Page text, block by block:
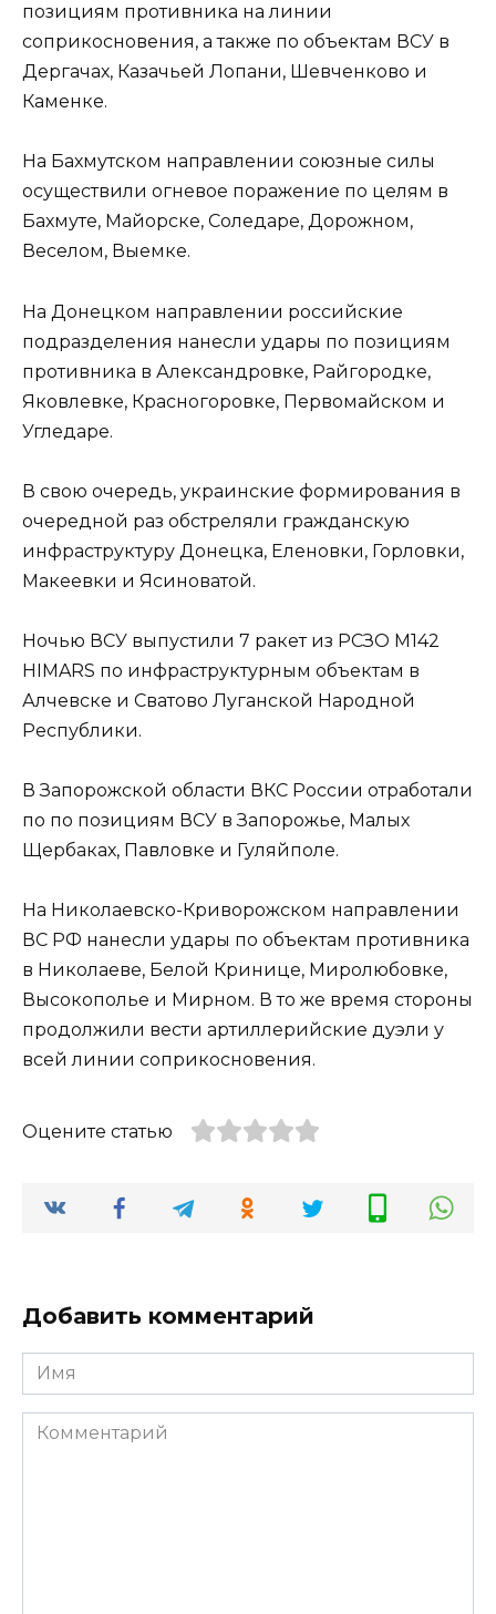
позициям противника на линии
соприкосновения, а также по объектам ВСУ в
Дергачах, Казачьей Лопани, Шевченково и
Каменке.
На Бахмутском направлении союзные силы
осуществили огневое поражение по целям в
Бахмуте, Майорске, Соледаре, Дорожном,
Веселом, Выемке.
На Донецком направлении российские
подразделения нанесли удары по позициям
противника в Александровке, Райгородке,
Яковлевке, Красногоровке, Первомайском и
Угледаре.
В свою очередь, украинские формирования в
очередной раз обстреляли гражданскую
инфраструктуру Донецка, Еленовки, Горловки,
Макеевки и Ясиноватой.
Ночью ВСУ выпустили 7 ракет из РСЗО M142
HIMARS по инфраструктурным объектам в
Алчевске и Сватово Луганской Народной
Республики.
В Запорожской области ВКС России отработали
по по позициям ВСУ в Запорожье, Малых
Щербаках, Павловке и Гуляйполе.
На Николаевско-Криворожском направлении
ВС РФ нанесли удары по объектам противника
в Николаеве, Белой Кринице, Миролюбовке,
Высокополье и Мирном. В то же время стороны
продолжили вести артиллерийские дуэли у
всей линии соприкосновения.
Оцените статью
Добавить комментарий
Имя
*
Комментарий